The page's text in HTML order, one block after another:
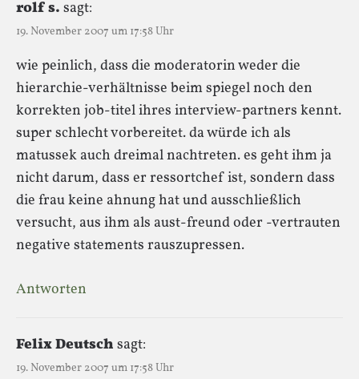
rolf s. sagt:
19. November 2007 um 17:58 Uhr
wie peinlich, dass die moderatorin weder die
hierarchie-verhältnisse beim spiegel noch den
korrekten job-titel ihres interview-partners kennt.
super schlecht vorbereitet. da würde ich als
matussek auch dreimal nachtreten. es geht ihm ja
nicht darum, dass er ressortchef ist, sondern dass
die frau keine ahnung hat und ausschließlich
versucht, aus ihm als aust-freund oder -vertrauten
negative statements rauszupressen.
Antworten
Felix Deutsch sagt:
19. November 2007 um 17:58 Uhr